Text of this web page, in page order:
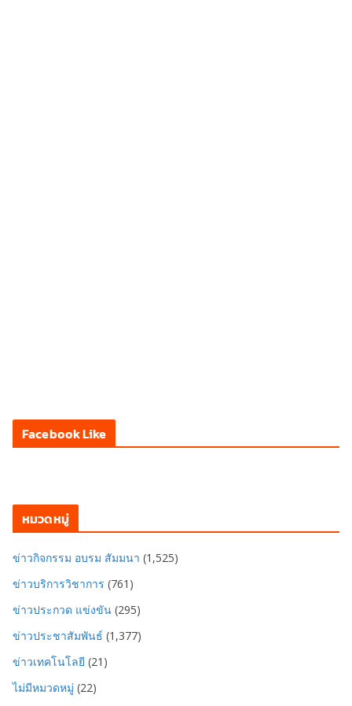
Facebook Like
หมวดหมู่
ข่าวกิจกรรม อบรม สัมมนา (1,525)
ข่าวบริการวิชาการ (761)
ข่าวประกวด แข่งขัน (295)
ข่าวประชาสัมพันธ์ (1,377)
ข่าวเทคโนโลยี (21)
ไม่มีหมวดหมู่ (22)